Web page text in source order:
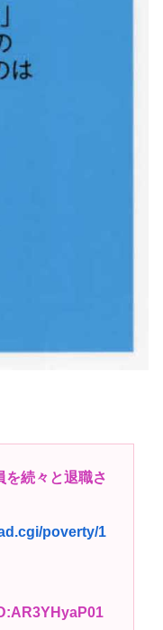
邸に招き、自身の
プレゼントw
行為内容を毎回聞
マのサーガ」3巻 今
子www
てどうやったら産
を続々と退職さ
poverty/1